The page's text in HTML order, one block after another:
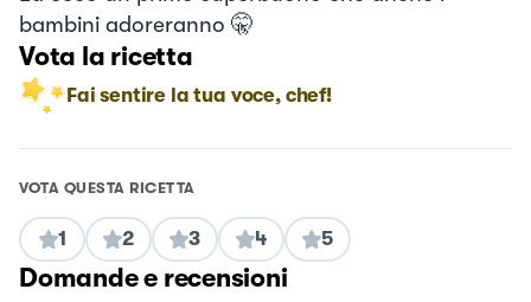
bambini adoreranno 🤫
Vota la ricetta
Fai sentire la tua voce, chef!
VOTA QUESTA RICETTA
1 2 3 4 5
Domande e recensioni